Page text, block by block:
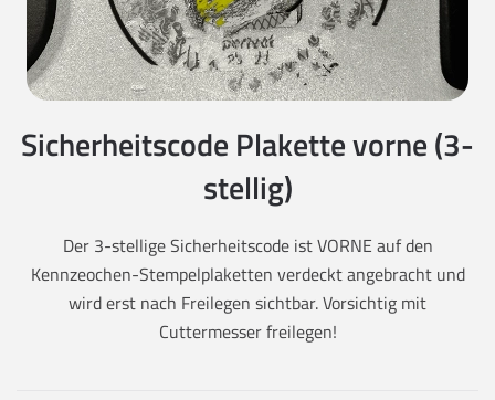
Sicherheitscode Plakette vorne (3-
stellig)
Der 3-stellige Sicherheitscode ist VORNE auf den
Kennzeochen-Stempelplaketten verdeckt angebracht und
wird erst nach Freilegen sichtbar. Vorsichtig mit
Cuttermesser freilegen!